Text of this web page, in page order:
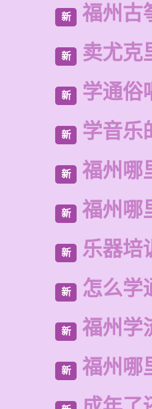
新 福州古
新 卖尤克
新 学通俗
新 学音乐
新 福州哪
新 福州哪
新 乐器培
新 怎么学
新 福州学
新 福州哪